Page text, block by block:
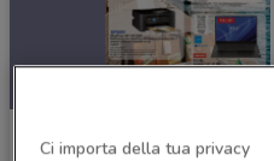
Vobis
Ci importa della tua privacy